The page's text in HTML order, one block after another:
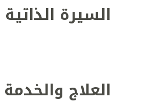
السيرة الذاتية
العلاج والخدمة